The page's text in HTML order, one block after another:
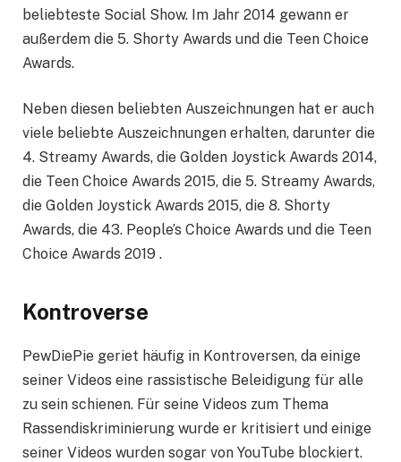
beliebteste Social Show. Im Jahr 2014 gewann er
außerdem die 5. Shorty Awards und die Teen Choice
Awards.
Neben diesen beliebten Auszeichnungen hat er auch
viele beliebte Auszeichnungen erhalten, darunter die
4. Streamy Awards, die Golden Joystick Awards 2014,
die Teen Choice Awards 2015, die 5. Streamy Awards,
die Golden Joystick Awards 2015, die 8. Shorty
Awards, die 43. People’s Choice Awards und die Teen
Choice Awards 2019 .
Kontroverse
PewDiePie geriet häufig in Kontroversen, da einige
seiner Videos eine rassistische Beleidigung für alle
zu sein schienen. Für seine Videos zum Thema
Rassendiskriminierung wurde er kritisiert und einige
seiner Videos wurden sogar von YouTube blockiert.